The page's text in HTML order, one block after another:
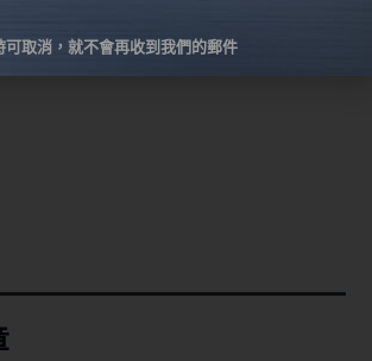
可取消，就不會再收到我們的郵件